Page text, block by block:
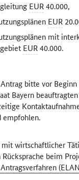
EUR40.000,
EUR
mit
EUR40.000.
bitte vor Beginn
Bayern
empfohlen.
wirtschaftlicher
beim